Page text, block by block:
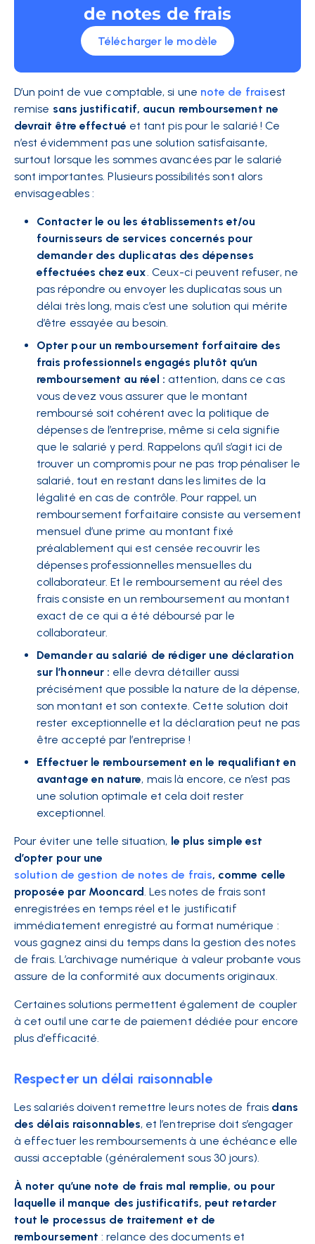
de notes de frais
Télécharger le modèle
D’un point de vue comptable, si une note de fraisest
remise sans justificatif, aucun remboursement ne
devrait être effectué et tant pis pour le salarié ! Ce
n’est évidemment pas une solution satisfaisante,
surtout lorsque les sommes avancées par le salarié
sont importantes. Plusieurs possibilités sont alors
envisageables :
Contacter le ou les établissements et/ou
fournisseurs de services concernés pour
demander des duplicatas des dépenses
effectuées chez eux. Ceux-ci peuvent refuser, ne
pas répondre ou envoyer les duplicatas sous un
délai très long, mais c’est une solution qui mérite
d’être essayée au besoin.
Opter pour un remboursement forfaitaire des
frais professionnels engagés plutôt qu’un
remboursement au réel : attention, dans ce cas
vous devez vous assurer que le montant
remboursé soit cohérent avec la politique de
dépenses de l’entreprise, même si cela signifie
que le salarié y perd. Rappelons qu’il s’agit ici de
trouver un compromis pour ne pas trop pénaliser le
salarié, tout en restant dans les limites de la
légalité en cas de contrôle. Pour rappel, un
remboursement forfaitaire consiste au versement
mensuel d’une prime au montant fixé
préalablement qui est censée recouvrir les
dépenses professionnelles mensuelles du
collaborateur. Et le remboursement au réel des
frais consiste en un remboursement au montant
exact de ce qui a été déboursé par le
collaborateur.
Demander au salarié de rédiger une déclaration
sur l’honneur : elle devra détailler aussi
précisément que possible la nature de la dépense,
son montant et son contexte. Cette solution doit
rester exceptionnelle et la déclaration peut ne pas
être accepté par l’entreprise !
Effectuer le remboursement en le requalifiant en
avantage en nature, mais là encore, ce n’est pas
une solution optimale et cela doit rester
exceptionnel.
Pour éviter une telle situation, le plus simple est
d’opter pour une
solution de gestion de notes de frais, comme celle
proposée par Mooncard. Les notes de frais sont
enregistrées en temps réel et le justificatif
immédiatement enregistré au format numérique :
vous gagnez ainsi du temps dans la gestion des notes
de frais. L’archivage numérique à valeur probante vous
assure de la conformité aux documents originaux.
Certaines solutions permettent également de coupler
à cet outil une carte de paiement dédiée pour encore
plus d’efficacité.
Respecter un délai raisonnable
Les salariés doivent remettre leurs notes de frais dans
des délais raisonnables, et l’entreprise doit s’engager
à effectuer les remboursements à une échéance elle
aussi acceptable (généralement sous 30 jours).
À noter qu’une note de frais mal remplie, ou pour
laquelle il manque des justificatifs, peut retarder
tout le processus de traitement et de
remboursement : relance des documents et